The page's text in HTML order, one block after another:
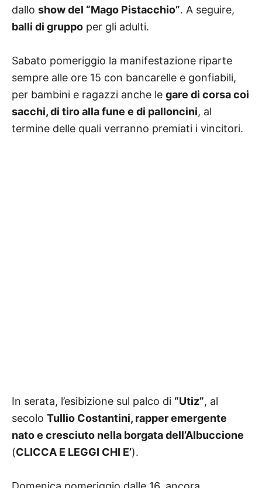
dallo show del “Mago Pistacchio”. A seguire,
balli di gruppo per gli adulti.
Sabato pomeriggio la manifestazione riparte
sempre alle ore 15 con bancarelle e gonfiabili,
per bambini e ragazzi anche le gare di corsa coi
sacchi, di tiro alla fune e di palloncini, al
termine delle quali verranno premiati i vincitori.
In serata, l’esibizione sul palco di “Utiz”, al
secolo Tullio Costantini, rapper emergente
nato e cresciuto nella borgata dell’Albuccione
(CLICCA E LEGGI CHI E’).